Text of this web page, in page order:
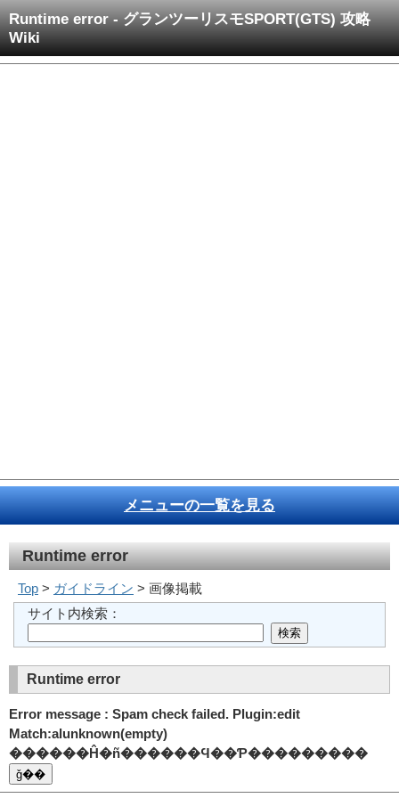
Runtime error - グランツーリスモSPORT(GTS) 攻略
Wiki
メニューの一覧を見る
Runtime error
Top > ガイドライン > 画像掲載
サイト内検索：
Runtime error
Error message : Spam check failed. Plugin:edit
Match:alunknown(empty)
������Ĥ�ñ������Ϥ��Ƥ���������